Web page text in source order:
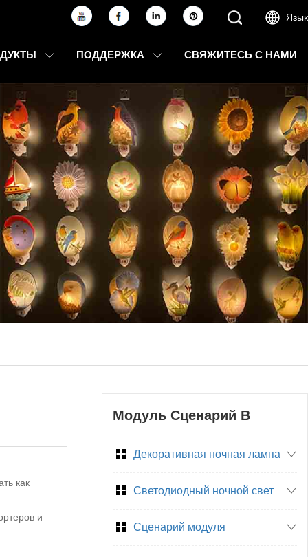
Язык
ПОДДЕРЖКА СВЯЖИТЕСЬ С НАМИ
как
и
Модуль Сценарий B
Декоративная ночная лампа
Светодиодный ночной свет
Сценарий модуля